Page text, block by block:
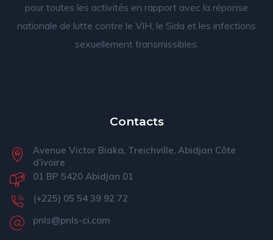
pour toutes les activités en rapport avec la réponse
nationale de lutte contre le VIH, le Sida et les infections
sexuellement transmissibles.
Contacts
Avenue Victor Biaka, Treichville, Abidjan Côte
d'ivoire
01 BP 5420 Abidjan 01
(+225) 05 54 39 92 72
pnls@pnls-ci.com